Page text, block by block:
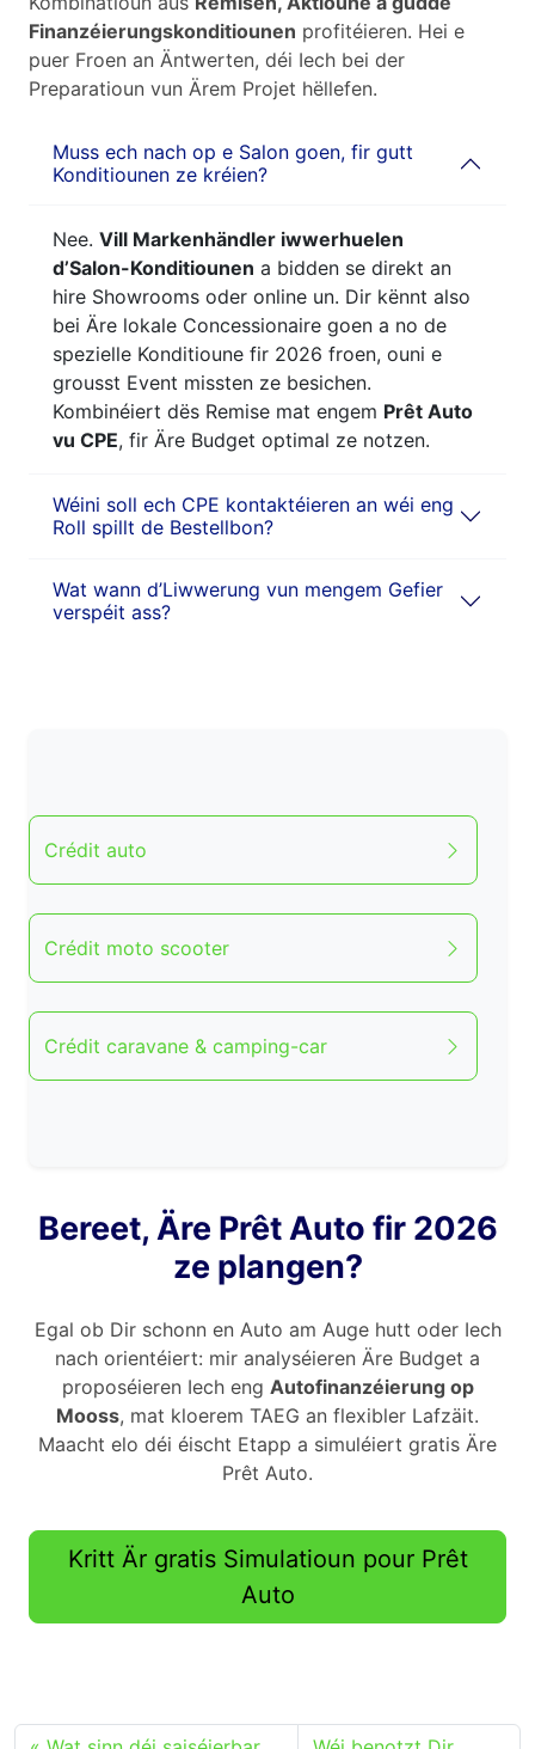
Finanzéierungskonditiounen profitéieren. Hei e
puer Froen an Äntwerten, déi Iech bei der
Preparatioun vun Ärem Projet hëllefen.
Muss ech nach op e Salon goen, fir gutt
Konditiounen ze kréien?
Nee. Vill Markenhändler iwwerhuelen
d’Salon-Konditiounen a bidden se direkt an
hire Showrooms oder online un. Dir kënnt also
bei Äre lokale Concessionaire goen a no de
spezielle Konditioune fir 2026 froen, ouni e
grousst Event missten ze besichen.
Kombinéiert dës Remise mat engem Prêt Auto
vu CPE, fir Äre Budget optimal ze notzen.
Wéini soll ech CPE kontaktéieren an wéi eng
Roll spillt de Bestellbon?
Wat wann d’Liwwerung vun mengem Gefier
verspéit ass?
Crédit auto
Crédit moto scooter
Crédit caravane & camping-car
Bereet, Äre Prêt Auto fir 2026
ze plangen?
Egal ob Dir schonn en Auto am Auge hutt oder Iech
nach orientéiert: mir analyséieren Äre Budget a
proposéieren Iech eng Autofinanzéierung op
Mooss, mat kloerem TAEG an flexibler Lafzäit.
Maacht elo déi éischt Etapp a simuléiert gratis Äre
Prêt Auto.
Kritt Är gratis Simulatioun pour Prêt
Auto